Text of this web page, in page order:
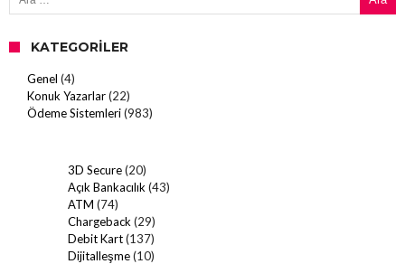
KATEGORILER
Genel (4)
Konuk Yazarlar(22)
Ödeme Sistemleri(983)
3D Secure(20)
Açık Bankacılık (43)
ATM (74)
Chargeback (29)
Debit Kart(137)
Dijitalleşme(10)